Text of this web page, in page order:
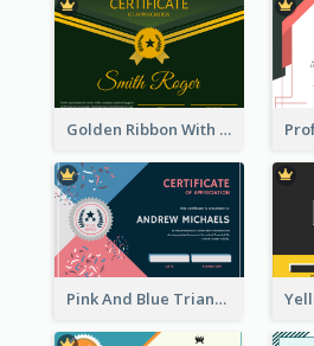
Golden Ribbon With Golden Badge Appreciation Certificate Design
Pink And Blue Triangles Confetti Celebration Certificate